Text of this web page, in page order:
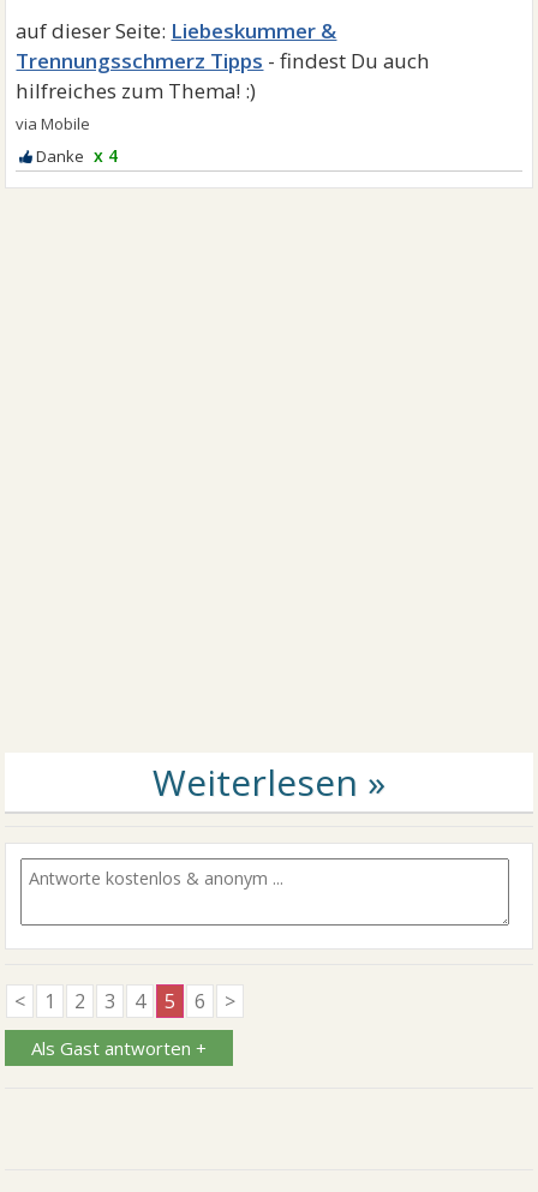
Liebeskummer &
Trennungsschmerz Tipps
x 4
< 1 2 3 4 5 6 >
Als Gast antworten +